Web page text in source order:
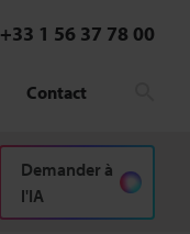
+33 1 56 37 78 00
Contact
Demander à
l'IA